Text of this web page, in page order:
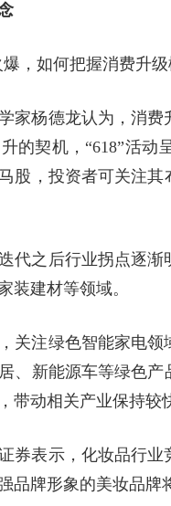
爆，如何把握消费升
家杨德龙认为，消
的契机，“618”活动
股，投资者可关注
代之后行业拐点逐
装建材等领域。
关注绿色智能家电
、新能源车等绿色
带动相关产业保持较
券表示，化妆品行
品牌形象的美妆品牌